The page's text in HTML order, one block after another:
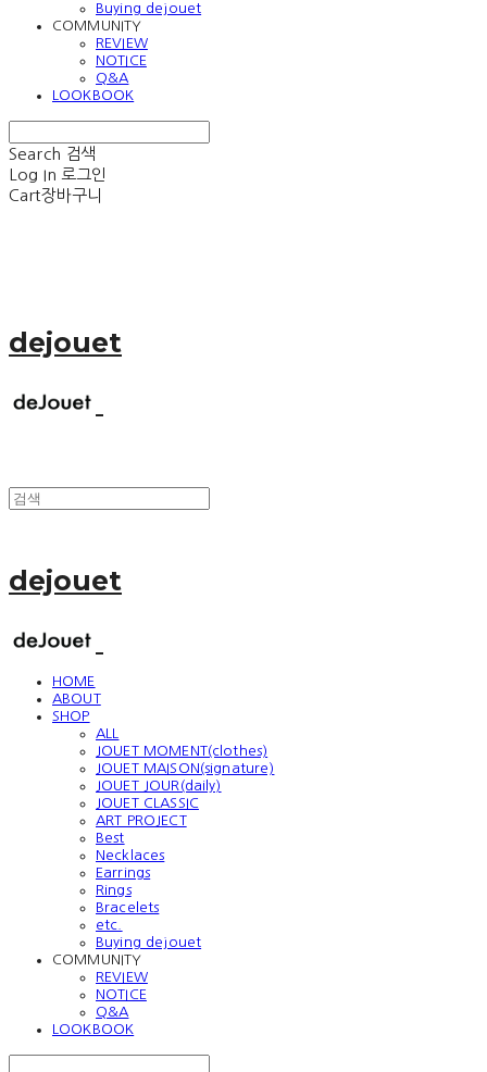
Buying dejouet
COMMUNITY
REVIEW
NOTICE
Q&A
LOOKBOOK
Search 검색
Log In 로그인
Cart장바구니
dejouet
dejouet
HOME
ABOUT
SHOP
ALL
JOUET MOMENT(clothes)
JOUET MAISON(signature)
JOUET JOUR(daily)
JOUET CLASSIC
ART PROJECT
Best
Necklaces
Earrings
Rings
Bracelets
etc.
Buying dejouet
COMMUNITY
REVIEW
NOTICE
Q&A
LOOKBOOK